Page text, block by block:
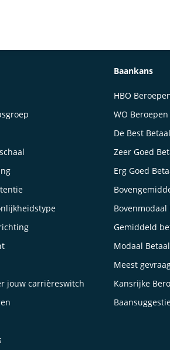
jouw carrièreswitch
Baankans
HBO
WO Beroepen
De Best
Zeer Goed
Erg Goed
Gemiddeld
Modaal
Meest
Kansrijke